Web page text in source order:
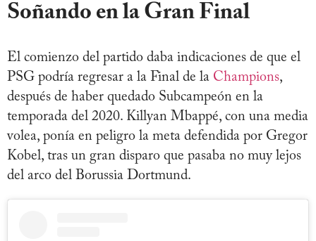
Soñando en la Gran Final
El comienzo del partido daba indicaciones de que el
PSG podría regresar a la Final de la Champions,
después de haber quedado Subcampeón en la
temporada del 2020. Killyan Mbappé, con una media
volea, ponía en peligro la meta defendida por Gregor
Kobel, tras un gran disparo que pasaba no muy lejos
del arco del Borussia Dortmund.